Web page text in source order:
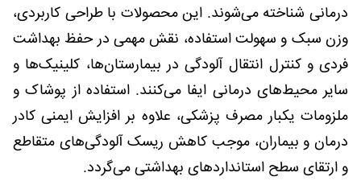
درمانی شناخته می‌شوند. این محصولات با طراحی کاربردی،
وزن سبک و سهولت استفاده، نقش مهمی در حفظ بهداشت
فردی و کنترل انتقال آلودگی در بیمارستان‌ها، کلینیک‌ها و
سایر محیط‌های درمانی ایفا می‌کنند. استفاده از پوشاک و
ملزومات یکبار مصرف پزشکی، علاوه بر افزایش ایمنی کادر
درمان و بیماران، موجب کاهش ریسک آلودگی‌های متقاطع
و ارتقای سطح استانداردهای بهداشتی می‌گردد.